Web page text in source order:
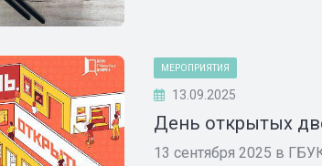
МЕРОПРИЯТИЯ
13.09.2025
День открытых
13 сентября 2025 в